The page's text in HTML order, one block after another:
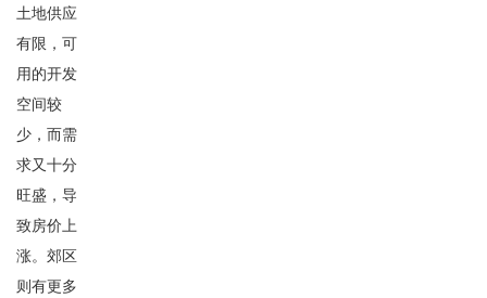
土地供应
有限，可
用的开发
空间较
少，而需
求又十分
旺盛，导
致房价上
涨。郊区
则有更多